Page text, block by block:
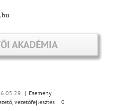
AKADÉMIA
| Esemény,
vezetőfejlesztés | 0